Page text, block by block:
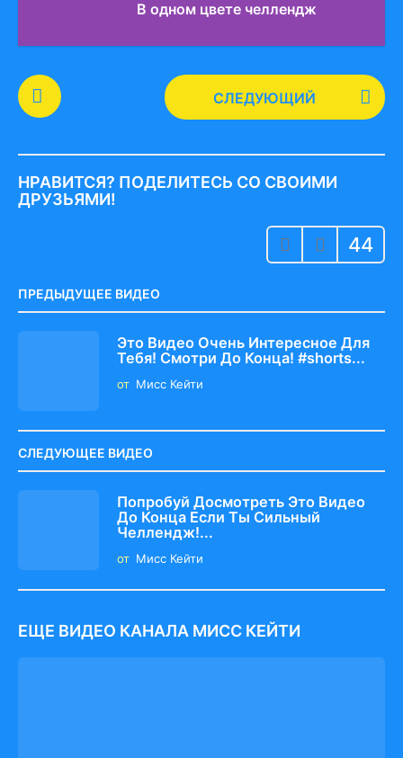
В одном цвете челлендж
P
o
t
P
a
a
t
СЛЕДУЮЩИЙ
НРАВИТСЯ? ПОДЕЛИТЕСЬ СО СВОИМИ
ДРУЗЬЯМИ!
44
ПРЕДЫДУЩЕЕ ВИДЕО
Это Видео Очень Интересное Для
Тебя! Смотри До Конца! #shorts...
от Мисс Кейти
СЛЕДУЮЩЕЕ ВИДЕО
Попробуй Досмотреть Это Видео
До Конца Если Ты Сильный
Челлендж!...
от Мисс Кейти
ЕЩЕ ВИДЕО КАНАЛА МИСС КЕЙТИ